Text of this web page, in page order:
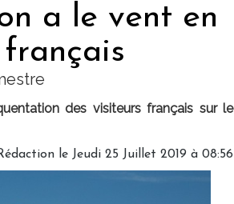
a le vent en
des visiteurs français sur le
le Jeudi 25 Juillet 2019 à 08:56